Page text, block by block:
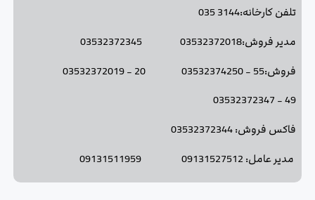
تلفن کارخانه:3144 035
مدیر فروش:03532372018 03532372345
فروش:55 - 03532374250 20 - 03532372019
49 - 03532372347
فاکس فروش: 03532372344
مدیر عامل: 09131527512 09131511959